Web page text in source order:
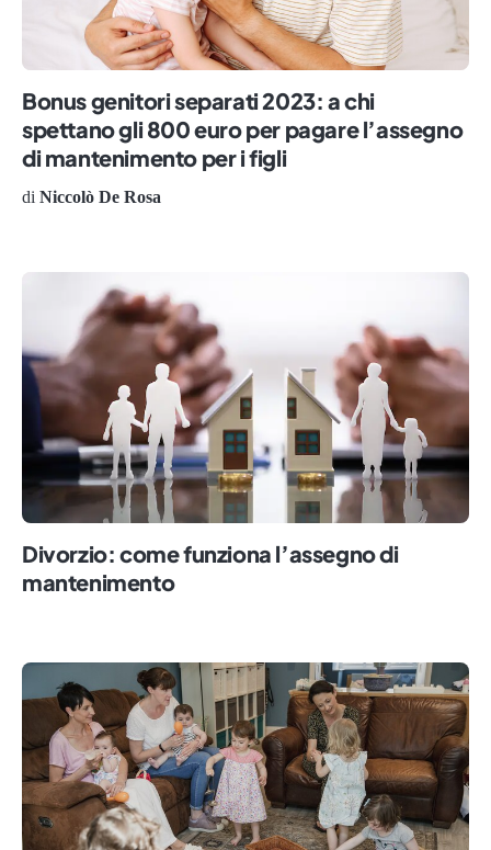
Bonus genitori separati 2023: a chi
spettano gli 800 euro per pagare l’assegno
di mantenimento per i figli
di Niccolò De Rosa
Divorzio: come funziona l’assegno di
mantenimento